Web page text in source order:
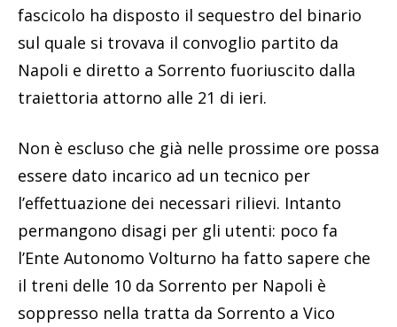
fascicolo ha disposto il sequestro del binario
sul quale si trovava il convoglio partito da
Napoli e diretto a Sorrento fuoriuscito dalla
traiettoria attorno alle 21 di ieri.
Non è escluso che già nelle prossime ore possa
essere dato incarico ad un tecnico per
l’effettuazione dei necessari rilievi. Intanto
permangono disagi per gli utenti: poco fa
l’Ente Autonomo Volturno ha fatto sapere che
il treni delle 10 da Sorrento per Napoli è
soppresso nella tratta da Sorrento a Vico